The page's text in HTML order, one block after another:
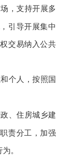
，支持开展多
引导开展集中
交易纳入公共
个人，按照国
、住房城乡建
责分工，加强
。